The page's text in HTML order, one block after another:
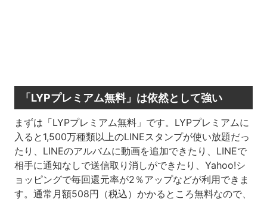
「LYPプレミアム無料」は依然として強い
まずは「LYPプレミアム無料」です。LYPプレミアムに
入ると1,500万種類以上のLINEスタンプが使い放題だっ
たり、LINEのアルバムに動画を追加できたり、LINEで
相手に通知なしで送信取り消しができたり、Yahoo!シ
ョッピングで毎回還元率が2％アップなどが利用できま
す。通常月額508円（税込）かかるところ無料なので、